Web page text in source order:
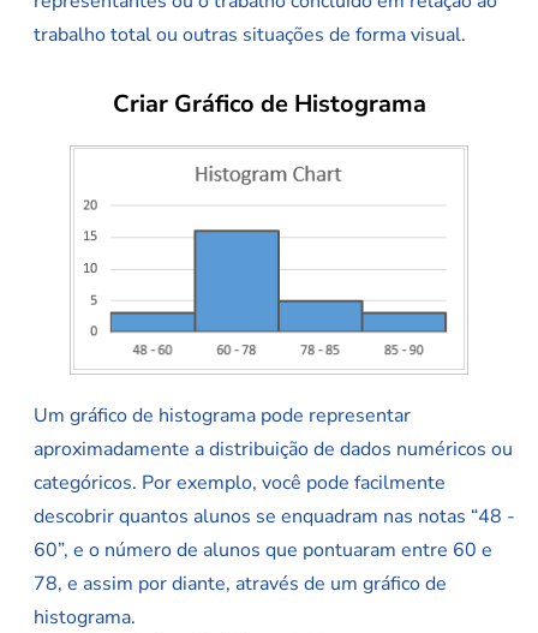
trabalho total ou outras situações de forma visual.
Criar Gráfico de Histograma
Um gráfico de histograma pode representar
aproximadamente a distribuição de dados numéricos ou
categóricos. Por exemplo, você pode facilmente
descobrir quantos alunos se enquadram nas notas “48 -
60”, e o número de alunos que pontuaram entre 60 e
78, e assim por diante, através de um gráfico de
histograma.